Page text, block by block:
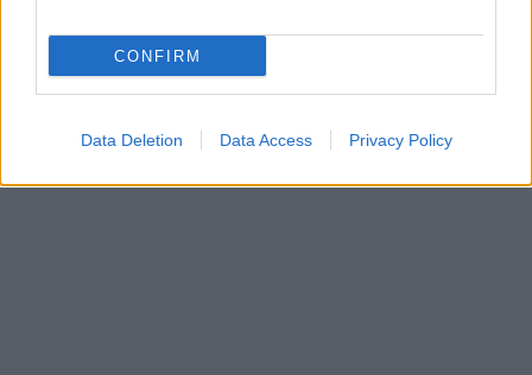
CONFIRM
Data Deletion Data Access Privacy Policy